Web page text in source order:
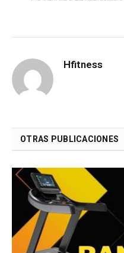
Hfitness
OTRAS PUBLICACIONES